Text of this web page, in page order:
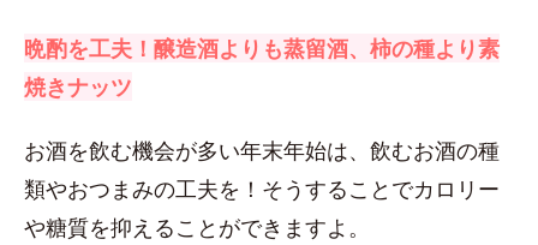
晩酌を工夫！醸造酒よりも蒸留酒、柿の種より素
焼きナッツ
お酒を飲む機会が多い年末年始は、飲むお酒の種
類やおつまみの工夫を！そうすることでカロリー
や糖質を抑えることができますよ。